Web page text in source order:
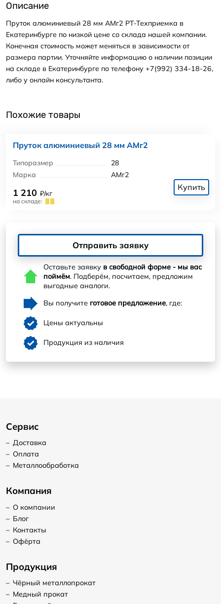
Описание
Пруток алюминиевый 28 мм АМг2 РТ-Техприемка в
Екатеринбурге по низкой цене со склада нашей компании.
Конечная стоимость может меняться в зависимости от
размера партии. Уточняйте информацию о наличии позиции
на складе в Екатеринбурге по телефону +7(992) 334-18-26,
либо у онлайн консультанта.
Похожие товары
Пруток алюминиевый 28 мм АМг2
Типоразмер
28
Марка
АМг2
1 210 ₽/кг
на складе:
Купить
Отправить заявку
Оставьте заявку в свободной форме - мы вас
поймём. Подберём, посчитаем, предложим
выгодные аналоги.
Вы получите готовое предложение, где:
Цены актуальны
Продукция из наличия
Сервис
– Доставка
– Оплата
– Металлообработка
Компания
– О компании
– Блог
– Контакты
– Офёрта
Продукция
– Чёрный металлопрокат
– Медный прокат